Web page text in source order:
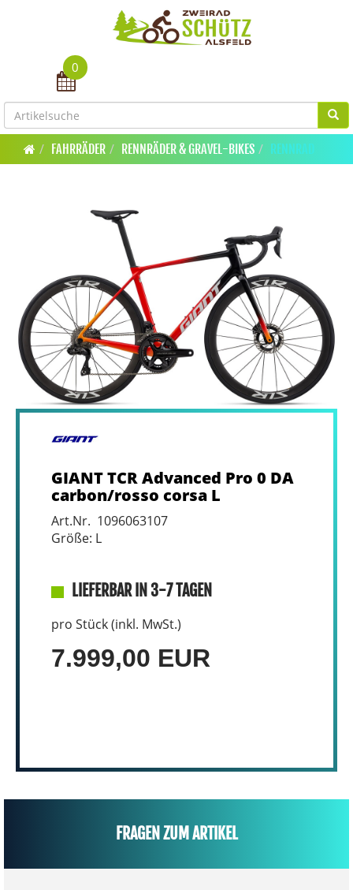
Toggle navigation
0
FAHRRÄDER RENNRÄDER & GRAVEL-BIKES RENNRAD
GIANT TCR Advanced Pro 0 DA
carbon/rosso corsa L
Art.Nr. 1096063107
Größe: L
LIEFERBAR IN 3-7 TAGEN
pro Stück (inkl. MwSt.)
7.999,00 EUR
FRAGEN ZUM ARTIKEL